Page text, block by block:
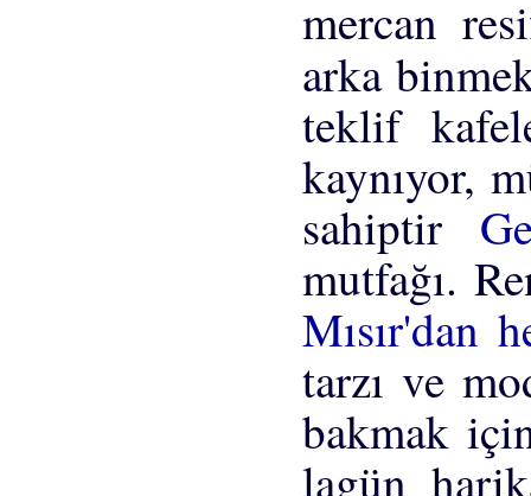
mercan
arka
teklif
kaynıyor,
sahiptir
mutfağı.
Mısır'dan
tarzı ve
bakmak
lagün